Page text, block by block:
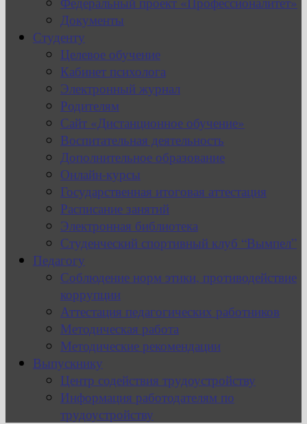
Документы
Студенту
Целевое обучение
Кабинет психолога
Электронный журнал
Родителям
Сайт «Дистанционное обучение»
Воспитательная деятельность
Дополнительное образование
Онлайн-курсы
Государственная итоговая аттестация
Расписание занятий
Электронная библиотека
Студенческий спортивный клуб “Вымпел”
Педагогу
Соблюдение норм этики, противодействие
коррупции
Аттестация педагогических работников
Методическая работа
Методические рекомендации
Выпускнику
Центр содействия трудоустройству
Информация работодателям по
трудоустройству